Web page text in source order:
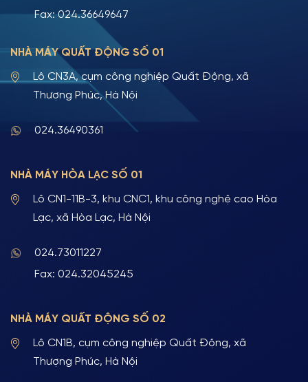
Fax: 024.36649647
NHÀ MÁY QUẤT ĐỘNG SỐ 01
Lô CN3A, cụm công nghiệp Quất Động, xã
Thượng Phúc, Hà Nội
024.36490361
NHÀ MÁY HÒA LẠC SỐ 01
Lô CN1-11B-3, khu CNC1, khu công nghệ cao Hòa
Lạc, xã Hòa Lạc, Hà Nội
024.73011227
Fax: 024.32045245
NHÀ MÁY QUẤT ĐỘNG SỐ 02
Lô CN1B, cụm công nghiệp Quất Động, xã
Thượng Phúc, Hà Nội